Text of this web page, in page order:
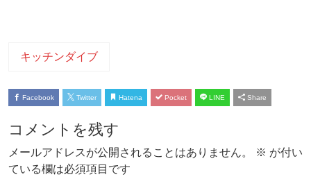
キッチンダイブ
Facebook Twitter Hatena Pocket LINE Share
コメントを残す
メールアドレスが公開されることはありません。 ※ が付い
ている欄は必須項目です